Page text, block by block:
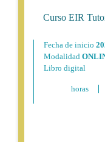
Curso EIR
Fecha de inicio
Modalidad
Libro digital
horas